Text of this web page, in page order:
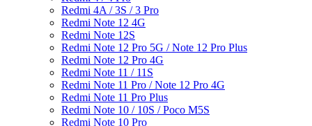
Redmi 4A / 3S / 3 Pro
Redmi Note 12 4G
Redmi Note 12S
Redmi Note 12 Pro 5G / Note 12 Pro Plus
Redmi Note 12 Pro 4G
Redmi Note 11 / 11S
Redmi Note 11 Pro / Note 12 Pro 4G
Redmi Note 11 Pro Plus
Redmi Note 10 / 10S / Poco M5S
Redmi Note 10 Pro